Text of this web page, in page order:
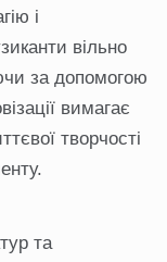
і
вільно
за допомогою
вимагає
творчості
та